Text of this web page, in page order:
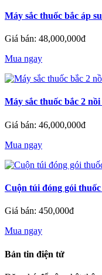
Máy sắc thuốc bắc áp
Giá bán: 48,000,000đ
Mua ngay
Máy sắc thuốc bắc 2 nồi
Giá bán: 46,000,000đ
Mua ngay
Cuộn túi đóng gói thuốc
Giá bán: 450,000đ
Mua ngay
Bản tin điện tử